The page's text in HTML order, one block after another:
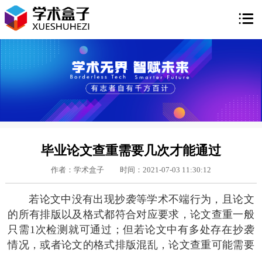

毕业论文查重需要几次才能通过
作者：学术盒子 时间：2021-07-03 11:30:12
若论文中没有出现抄袭等学术不端行为，且论文
的所有排版以及格式都符合对应要求，论文查重一般
只需1次检测就可通过；但若论文中有多处存在抄袭
情况，或者论文的格式排版混乱，论文查重可能需要